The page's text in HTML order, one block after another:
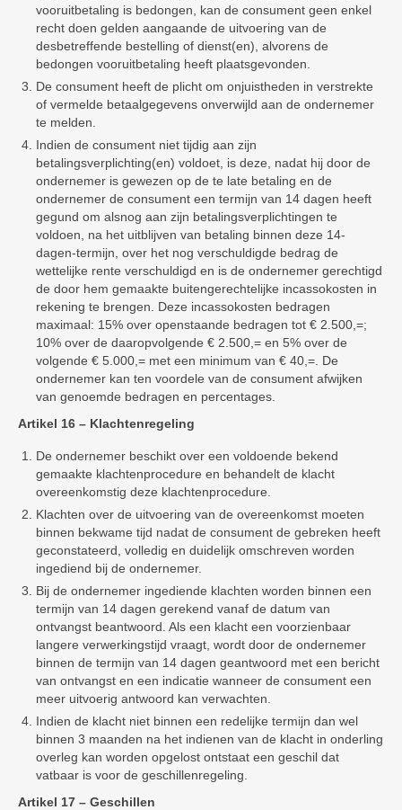
vooruitbetaling is bedongen, kan de consument geen enkel
recht doen gelden aangaande de uitvoering van de
desbetreffende bestelling of dienst(en), alvorens de
bedongen vooruitbetaling heeft plaatsgevonden.
De consument heeft de plicht om onjuistheden in verstrekte
of vermelde betaalgegevens onverwijld aan de ondernemer
te melden.
Indien de consument niet tijdig aan zijn
betalingsverplichting(en) voldoet, is deze, nadat hij door de
ondernemer is gewezen op de te late betaling en de
ondernemer de consument een termijn van 14 dagen heeft
gegund om alsnog aan zijn betalingsverplichtingen te
voldoen, na het uitblijven van betaling binnen deze 14-
dagen-termijn, over het nog verschuldigde bedrag de
wettelijke rente verschuldigd en is de ondernemer gerechtigd
de door hem gemaakte buitengerechtelijke incassokosten in
rekening te brengen. Deze incassokosten bedragen
maximaal: 15% over openstaande bedragen tot € 2.500,=;
10% over de daaropvolgende € 2.500,= en 5% over de
volgende € 5.000,= met een minimum van € 40,=. De
ondernemer kan ten voordele van de consument afwijken
van genoemde bedragen en percentages.
Artikel 16 – Klachtenregeling
De ondernemer beschikt over een voldoende bekend
gemaakte klachtenprocedure en behandelt de klacht
overeenkomstig deze klachtenprocedure.
Klachten over de uitvoering van de overeenkomst moeten
binnen bekwame tijd nadat de consument de gebreken heeft
geconstateerd, volledig en duidelijk omschreven worden
ingediend bij de ondernemer.
Bij de ondernemer ingediende klachten worden binnen een
termijn van 14 dagen gerekend vanaf de datum van
ontvangst beantwoord. Als een klacht een voorzienbaar
langere verwerkingstijd vraagt, wordt door de ondernemer
binnen de termijn van 14 dagen geantwoord met een bericht
van ontvangst en een indicatie wanneer de consument een
meer uitvoerig antwoord kan verwachten.
Indien de klacht niet binnen een redelijke termijn dan wel
binnen 3 maanden na het indienen van de klacht in onderling
overleg kan worden opgelost ontstaat een geschil dat
vatbaar is voor de geschillenregeling.
Artikel 17 – Geschillen